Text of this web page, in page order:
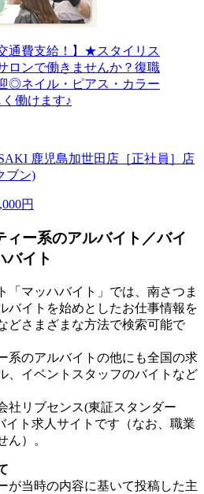
通費支給！】★スタイリス
ロンで働きませんか？復職
◎ネイル・ピアス・カラー
働けます♪
鹿児島加世田店［正社員］店
ブン)
円
ィー系のアルバイト／バイ
バイト
「マッハバイト」では、南さつま
バイトを始めとしたお仕事情報を
どさまざまな方法で検索可能で
系のアルバイトの他にも全国の求
、イベントスタッフのバイトなど
社リブセンス(東証スタンダー
イト求人サイトです（なお、職業
ん）。
が当時の内容に基いて投稿した主